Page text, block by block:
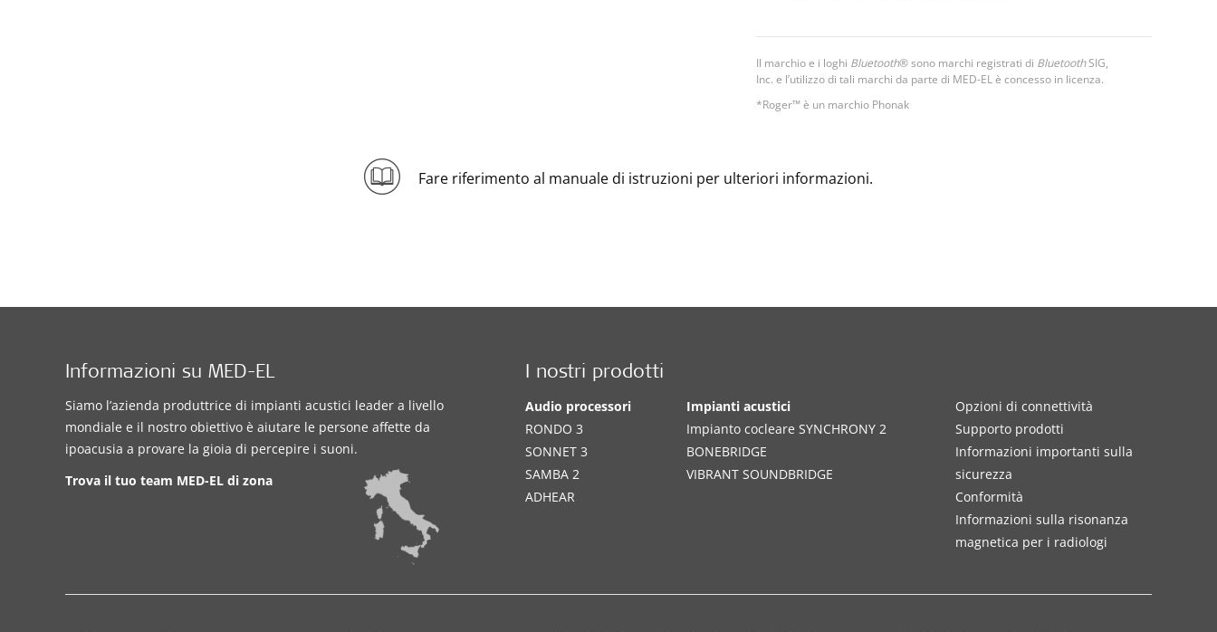
Il marchio e i loghi Bluetooth® sono marchi registrati di BluetoothSIG,
Inc. e l’utilizzo di tali marchi da parte di MED-EL è concesso in licenza.
*Roger™ è un marchio Phonak
Fare riferimento al manuale di istruzioni per ulteriori informazioni.
Informazioni su MED-EL
Siamo l’azienda produttrice di impianti acustici leader a livello
mondiale e il nostro obiettivo è aiutare le persone affette da
ipoacusia a provare la gioia di percepire i suoni.
Trova il tuo team MED-EL di zona
I nostri prodotti
Audio processori
RONDO 3
SONNET 3
SAMBA 2
ADHEAR
Impianti acustici
Impianto cocleare SYNCHRONY 2
BONEBRIDGE
VIBRANT SOUNDBRIDGE
Opzioni di connettività
Supporto prodotti
Informazioni importanti sulla
sicurezza
Conformità
Informazioni sulla risonanza
magnetica per i radiologi